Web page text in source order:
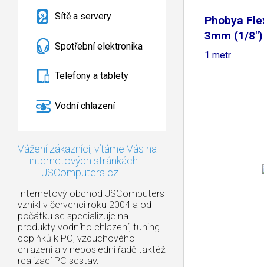
Sítě a servery
Spotřební elektronika
Telefony a tablety
Vodní chlazení
Vážení zákazníci, vítáme Vás na
internetových stránkách
JSComputers.cz
Internetový obchod JSComputers
vznikl v červenci roku 2004 a od
počátku se specializuje na
produkty vodního chlazení, tuning
doplňků k PC, vzduchového
chlazení a v neposlední řadě taktéž
realizací PC sestav.
Phobya
3mm (1/
1 metr